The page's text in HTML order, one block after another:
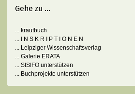
Gehe zu ...
... krautbuch
... I N S K R I P T I O N E N
... Leipziger Wissenschaftsverlag
... Galerie ERATA
... SISIFO unterstützen
... Buchprojekte unterstützen